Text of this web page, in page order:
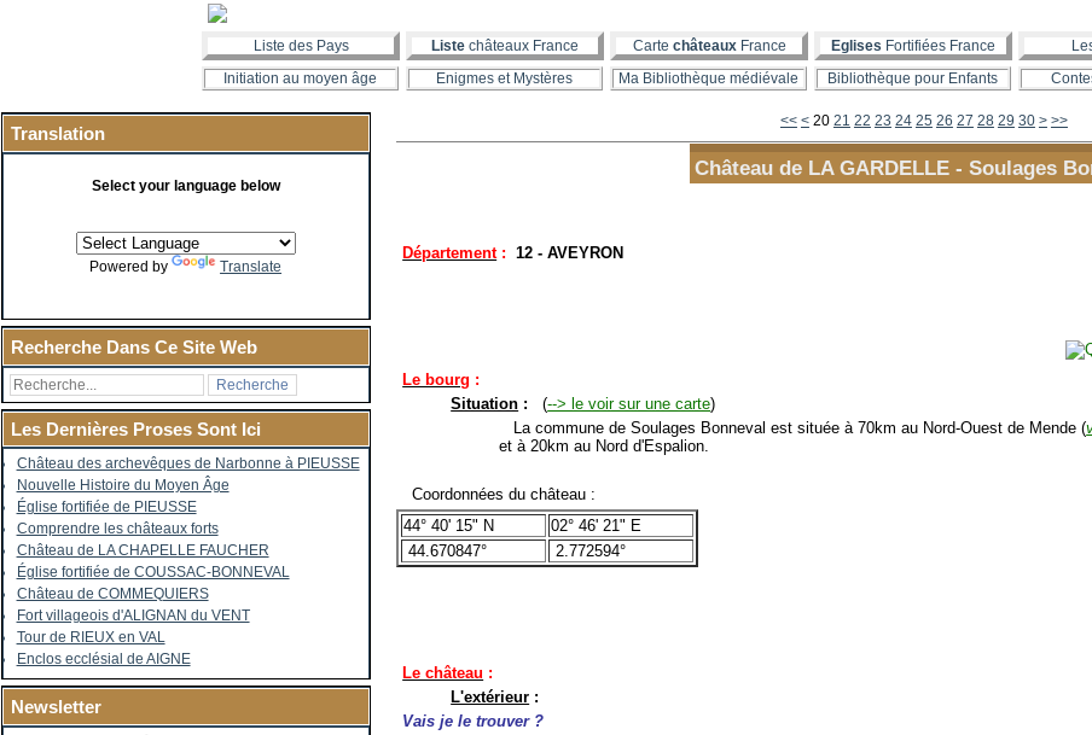
Liste des Pays Liste châteaux France Carte châteauxFrance Eglises Fortifiées France
Initiation au moyen âge
Enigmes et Mystères Ma Bibliothèque médiévale Bibliothèque pour Enfants
Translation
Select your language below
Powered by Translate
Recherche Dans Ce Site Web
Les Dernières Proses Sont Ici
Château des archevêques de Narbonne à PIEUSSE
Nouvelle Histoire du Moyen Âge
Église fortifiée de PIEUSSE
Comprendre les châteaux forts
Château de LA CHAPELLE FAUCHER
Église fortifiée de COUSSAC-BONNEVAL
Château de COMMEQUIERS
Fort villageois d'ALIGNAN du VENT
Tour de RIEUX en VAL
Enclos ecclésial de AIGNE
Newsletter
<< < 10
20 21 22 23 24 25 26 27 28 29 30 40
50
60
70
80
90
100
> >>
Château de LA GARDELLE - Soulages
Département : 12 - AVEYRON
Le bourg :
Situation : (--> le voir sur une carte)
La commune de Soulages Bonneval est située à 70km au Nord-Ouest de Mende (
et à 20km au Nord d'Espalion.
Coordonnées du château :
44° 40' 15" N
02° 46' 21" E
44.670847°
2.772594°
Le château :
L'extérieur :
Vais je le trouver ?